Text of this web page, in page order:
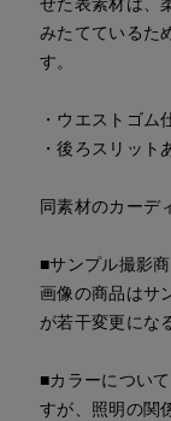
みたてているた
す。
・ウエストゴム
・後ろスリット
同素材のカーデ
■サンプル撮影
画像の商品はサ
が若干変更にな
■カラーについ
すが、照明の関